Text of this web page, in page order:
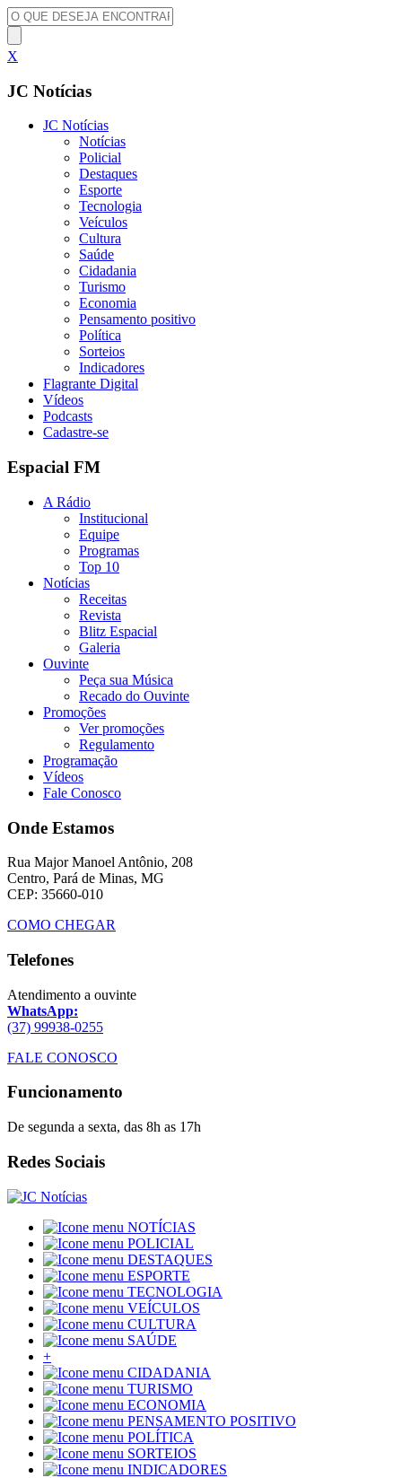
X
JC Notícias
JC Notícias
Notícias
Policial
Destaques
Esporte
Tecnologia
Veículos
Cultura
Saúde
Cidadania
Turismo
Economia
Pensamento positivo
Política
Sorteios
Indicadores
Flagrante Digital
Vídeos
Podcasts
Cadastre-se
Espacial FM
A Rádio
Institucional
Equipe
Programas
Top 10
Notícias
Receitas
Revista
Blitz Espacial
Galeria
Ouvinte
Peça sua Música
Recado do Ouvinte
Promoções
Ver promoções
Regulamento
Programação
Vídeos
Fale Conosco
Onde Estamos
Rua Major Manoel Antônio, 208
Centro, Pará de Minas, MG
CEP: 35660-010
COMO CHEGAR
Telefones
Atendimento a ouvinte
WhatsApp:
(37) 99938-0255
FALE CONOSCO
Funcionamento
De segunda a sexta, das 8h as 17h
Redes Sociais
NOTÍCIAS
POLICIAL
DESTAQUES
ESPORTE
TECNOLOGIA
VEÍCULOS
CULTURA
SAÚDE
+
CIDADANIA
TURISMO
ECONOMIA
PENSAMENTO POSITIVO
POLÍTICA
SORTEIOS
INDICADORES